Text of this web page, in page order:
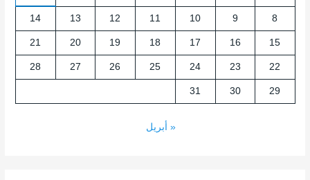
8
9
10
11
12
13
14
15
16
17
18
19
20
21
22
23
24
25
26
27
28
29
30
31
« أبريل